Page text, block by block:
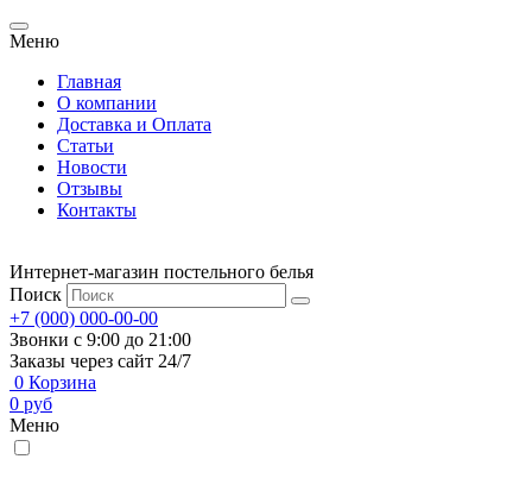
Меню
Главная
О компании
Доставка и Оплата
Статьи
Новости
Отзывы
Контакты
Интернет-магазин постельного белья
Поиск
+7 (000) 000-00-00
Звонки с 9:00 до 21:00
Заказы через сайт 24/7
0 Корзина
0 руб
Меню